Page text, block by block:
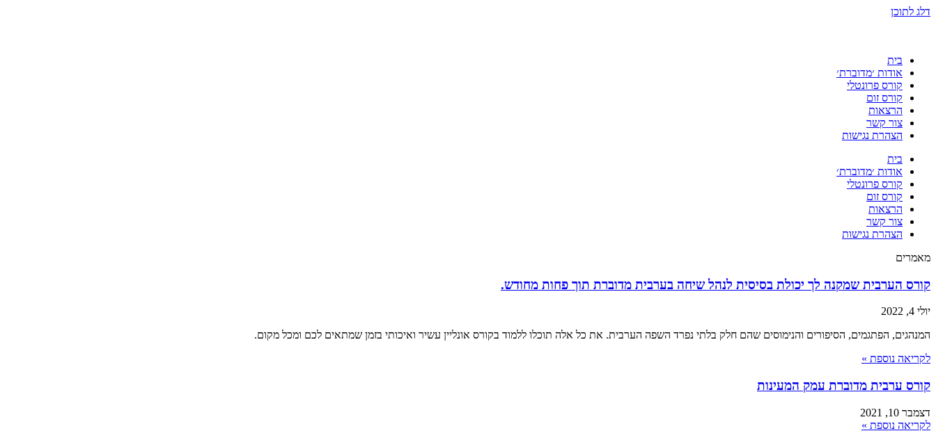
דלג לתוכן
בית
אודות ׳מדוברת׳
קורס פרונטלי
קורס זום
הרצאות
צור קשר
הצהרת נגישות
בית
אודות ׳מדוברת׳
קורס פרונטלי
קורס זום
הרצאות
צור קשר
הצהרת נגישות
מאמרים
קורס הערבית שמקנה לך יכולת בסיסית לנהל שיחה בערבית מדוברת תוך פחות מחודש.
יולי 4, 2022
המנהגים, הפתגמים, הסיפורים והנימוסים שהם חלק בלתי נפרד השפה הערבית. את כל אלה תוכלו ללמוד בקורס אונליין עשיר ואיכותי בזמן שמתאים לכם ומכל מקום.
לקריאה נוספת »
קורס ערבית מדוברת עמק המעינות
דצמבר 10, 2021
לקריאה נוספת »